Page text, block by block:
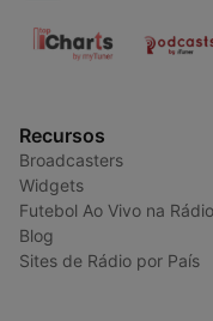
Recursos
Broadcasters
Widgets
Futebol Ao Vivo na Rádio
Blog
Sites de Rádio por País